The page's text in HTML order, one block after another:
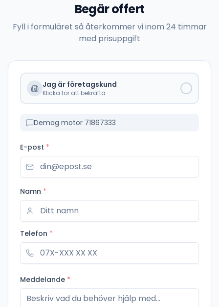
Begär offert
Fyll i formuläret så återkommer vi inom 24 timmar
med prisuppgift
Jag är företagskund
Klicka för att bekräfta
Demag motor 71867333
E-post *
Namn *
Telefon *
Meddelande *